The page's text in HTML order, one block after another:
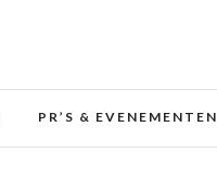
PR’S & EVENEMENTEN